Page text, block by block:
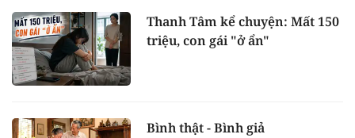
Thanh Tâm kể chuyện: Mất 150
triệu, con gái "ở ẩn"
Bình thật - Bình giả